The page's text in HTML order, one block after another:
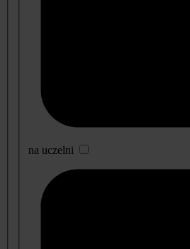
na uczelni